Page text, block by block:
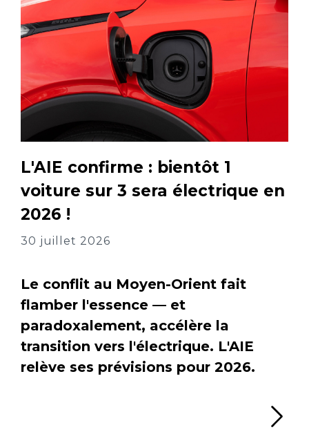
L'AIE confirme : bientôt 1
voiture sur 3 sera électrique en
2026 !
30 juillet 2026
Le conflit au Moyen-Orient fait
flamber l'essence — et
paradoxalement, accélère la
transition vers l'électrique. L'AIE
relève ses prévisions pour 2026.